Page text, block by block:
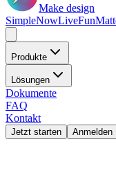
Make design
SimpleNowLiveFun
Produkte
Lösungen
Dokumente
FAQ
Kontakt
Jetzt starten Anmelden